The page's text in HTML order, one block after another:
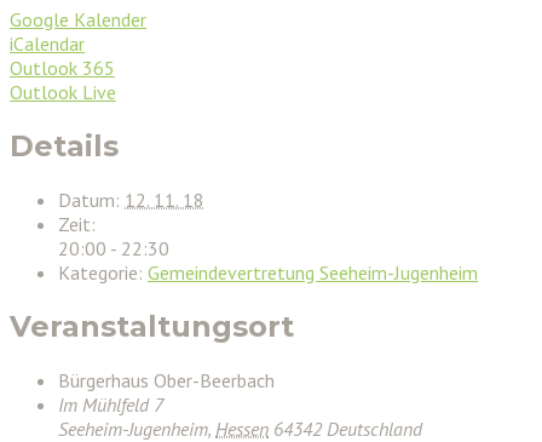
Google Kalender
iCalendar
Outlook 365
Outlook Live
Details
Datum: 12. 11. 18
Zeit:
20:00 - 22:30
Kategorie: Gemeindevertretung Seeheim-Jugenheim
Veranstaltungsort
Bürgerhaus Ober-Beerbach
Im Mühlfeld 7
Seeheim-Jugenheim, Hessen 64342 Deutschland